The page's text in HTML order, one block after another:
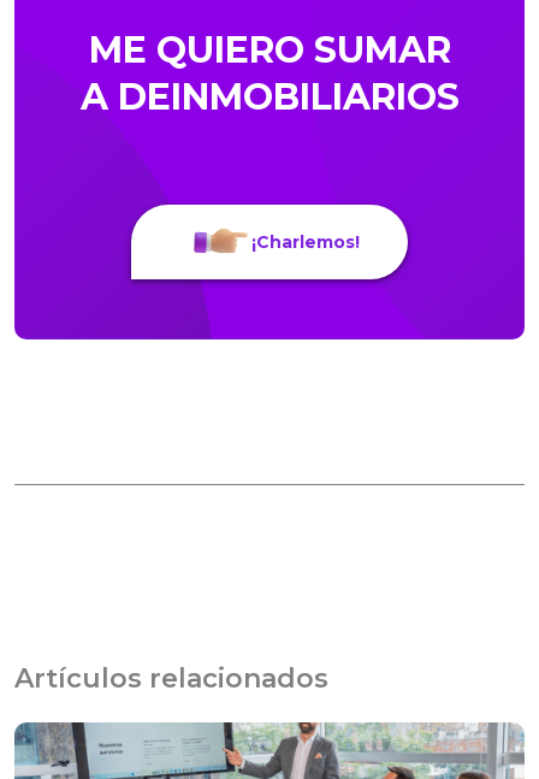
ME QUIERO SUMAR
A DEINMOBILIARIOS
¡Charlemos!
Artículos relacionados